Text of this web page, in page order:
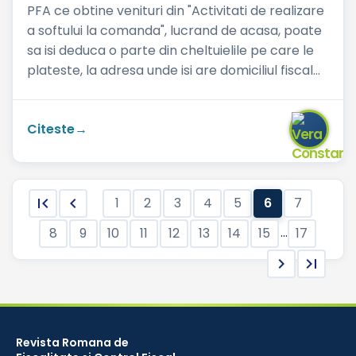
PFA ce obtine venituri din "Activitati de realizare
a softului la comanda", lucrand de acasa, poate
sa isi deduca o parte din cheltuielile pe care le
plateste, la adresa unde isi are domiciliul fiscal...
Citeste
  1 2 3 4 5 6
7
8
9 10 11 12 13 14 15 ... 17


Revista Romana de